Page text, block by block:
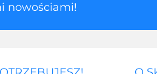
nowościami!